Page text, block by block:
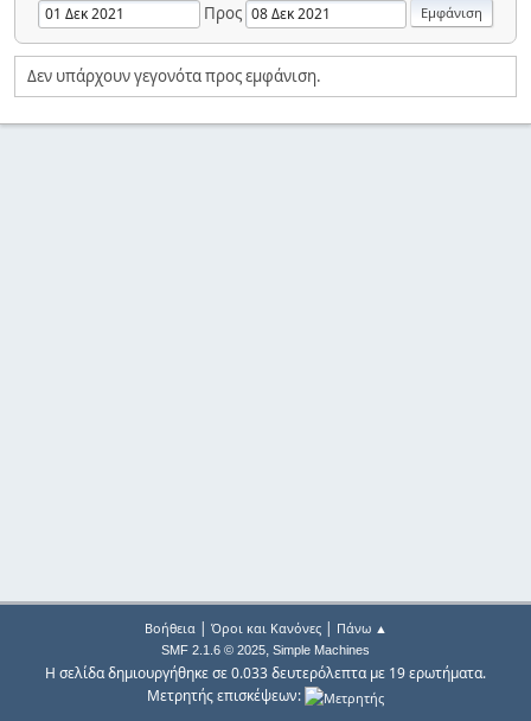
Προς
Δεν υπάρχουν γεγονότα προς εμφάνιση.
Βοήθεια| Όροι και Κανόνες| Πάνω ▲
SMF 2.1.6 © 2025, Simple Machines
Η σελίδα δημιουργήθηκε σε 0.033 δευτερόλεπτα με 19 ερωτήματα.
Μετρητής επισκέψεων: